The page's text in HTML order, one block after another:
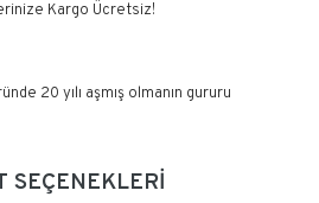
Kargo Ücretsiz!
20 yılı aşmış olmanın gururu
SEÇENEKLERİ